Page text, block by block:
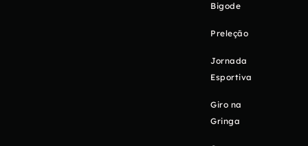
Bigode
Preleção
Jornada
Esportiva
Giro na
Gringa